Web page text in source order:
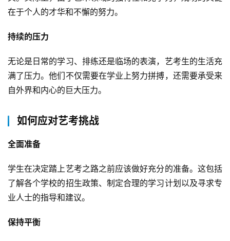
在于个人的才华和不懈的努力。
持续的压力
无论是日常的学习、排练还是临场的表演，艺考生的生活充
满了压力。他们不仅需要在学业上努力拼搏，还需要承受来
自外界和内心的巨大压力。
如何应对艺考挑战
全面准备
学生在决定踏上艺考之路之前应该做好充分的准备。这包括
了解各个学校的招生政策、制定合理的学习计划以及寻求专
业人士的指导和建议。
保持平衡